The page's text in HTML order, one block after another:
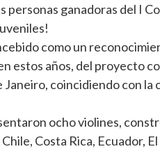
personas ganadoras del I
como un
estos años, del proyecto
Janeiro, coincidiendo con
ocho violines,
Costa Rica, Ecuador,